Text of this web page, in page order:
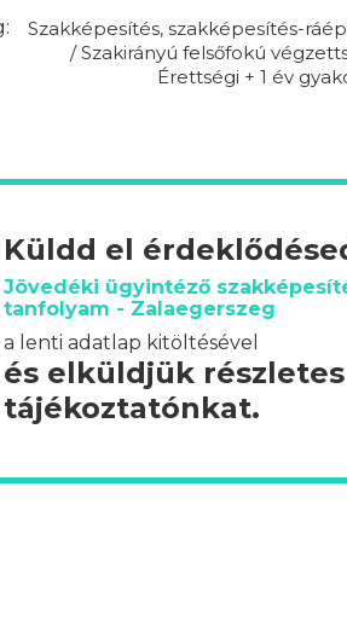
Szakképesítés, szakképesítés-
/ Szakirányú felsőfokú
Érettségi + 1 év
Küldd el
Jövedéki ügyintéző
tanfolyam - Zalaegerszeg
a lenti adatlap kitöltésével
és elküldjük részletes
tájékoztatónkat.